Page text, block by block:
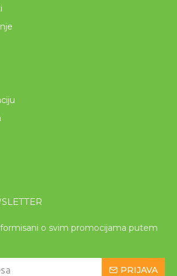
o svim promocijama putem
PRIJAVA